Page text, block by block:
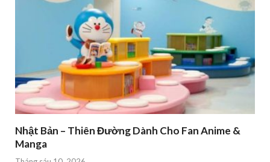
Nhật Bản – Thiên Đường Dành Cho Fan Anime &
Manga